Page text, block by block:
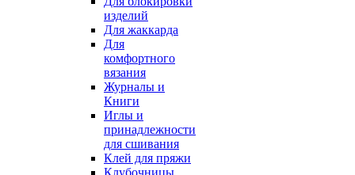
изделий
Для жаккарда
Для
комфортного
вязания
Журналы и
Книги
Иглы и
принадлежности
для сшивания
Клей для пряжи
Клубочницы